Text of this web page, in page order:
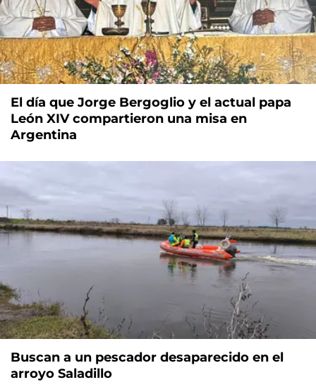
El día que Jorge Bergoglio y el actual papa
León XIV compartieron una misa en
Argentina
Buscan a un pescador desaparecido en el
arroyo Saladillo